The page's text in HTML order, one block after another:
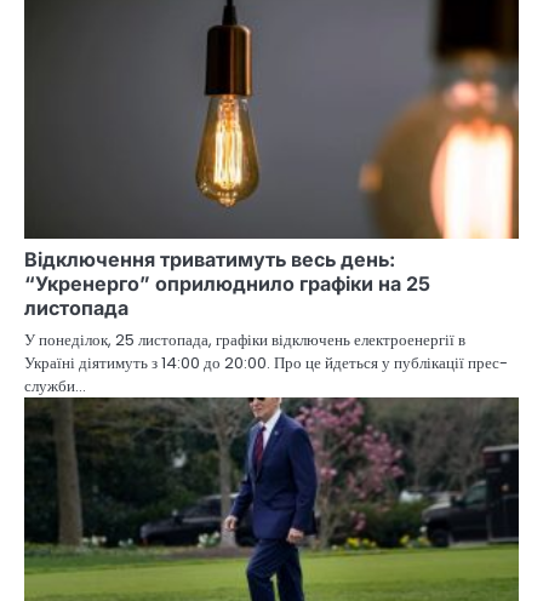
Відключення триватимуть весь день:
“Укренерго” оприлюднило графіки на 25
листопада
У понеділок, 25 листопада, графіки відключень електроенергії в
Україні діятимуть з 14:00 до 20:00. Про це йдеться у публікації прес-
служби…